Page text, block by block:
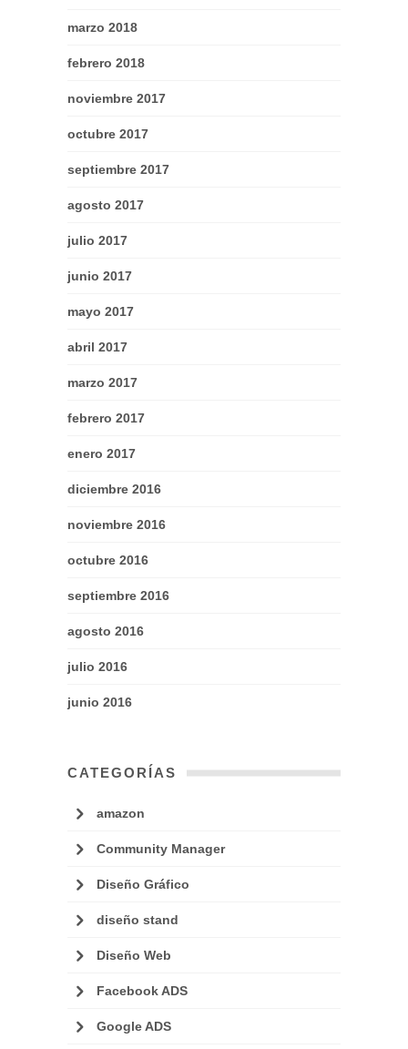
marzo 2018
febrero 2018
noviembre 2017
octubre 2017
septiembre 2017
agosto 2017
julio 2017
junio 2017
mayo 2017
abril 2017
marzo 2017
febrero 2017
enero 2017
diciembre 2016
noviembre 2016
octubre 2016
septiembre 2016
agosto 2016
julio 2016
junio 2016
CATEGORÍAS
amazon
Community Manager
Diseño Gráfico
diseño stand
Diseño Web
Facebook ADS
Google ADS